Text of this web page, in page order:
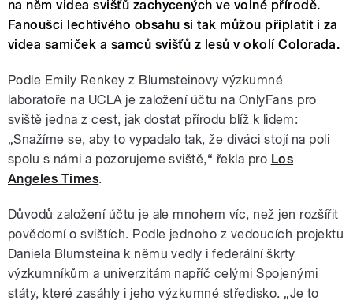
na něm videa svišťů zachycených ve volné přírodě.
Fanoušci lechtivého obsahu si tak můžou připlatit i za
videa samiček a samců svišťů z lesů v okolí Colorada.
Podle Emily Renkey z Blumsteinovy výzkumné
laboratoře na UCLA je založení účtu na OnlyFans pro
sviště jedna z cest, jak dostat přírodu blíž k lidem:
„Snažíme se, aby to vypadalo tak, že diváci stojí na poli
spolu s námi a pozorujeme sviště,“ řekla pro Los
Angeles Times.
Důvodů založení účtu je ale mnohem víc, než jen rozšířit
povědomí o svištích. Podle jednoho z vedoucích projektu
Daniela Blumsteina k němu vedly i federální škrty
výzkumníkům a univerzitám napříč celými Spojenými
státy, které zasáhly i jeho výzkumné středisko. „Je to